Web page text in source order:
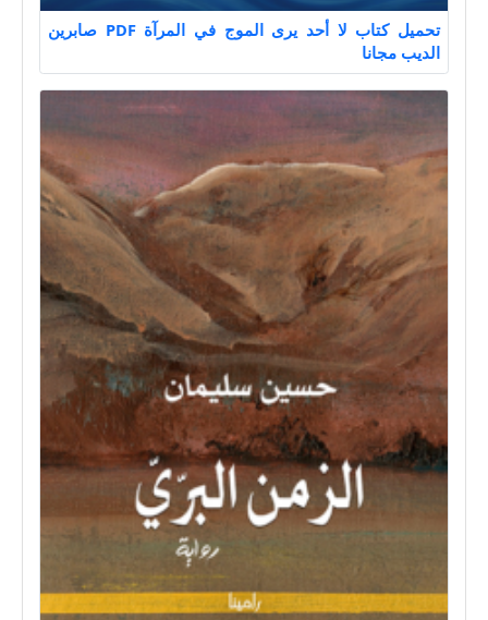
تحميل كتاب لا أحد يرى الموج في المرآة PDF صابرين
الديب مجانا